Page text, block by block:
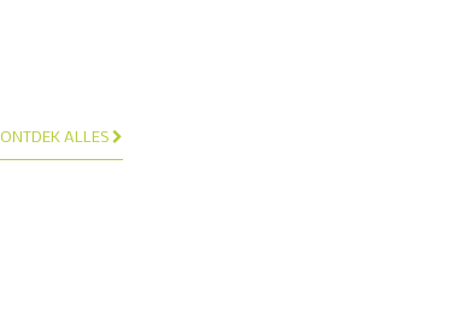
ONTDEK ALLES